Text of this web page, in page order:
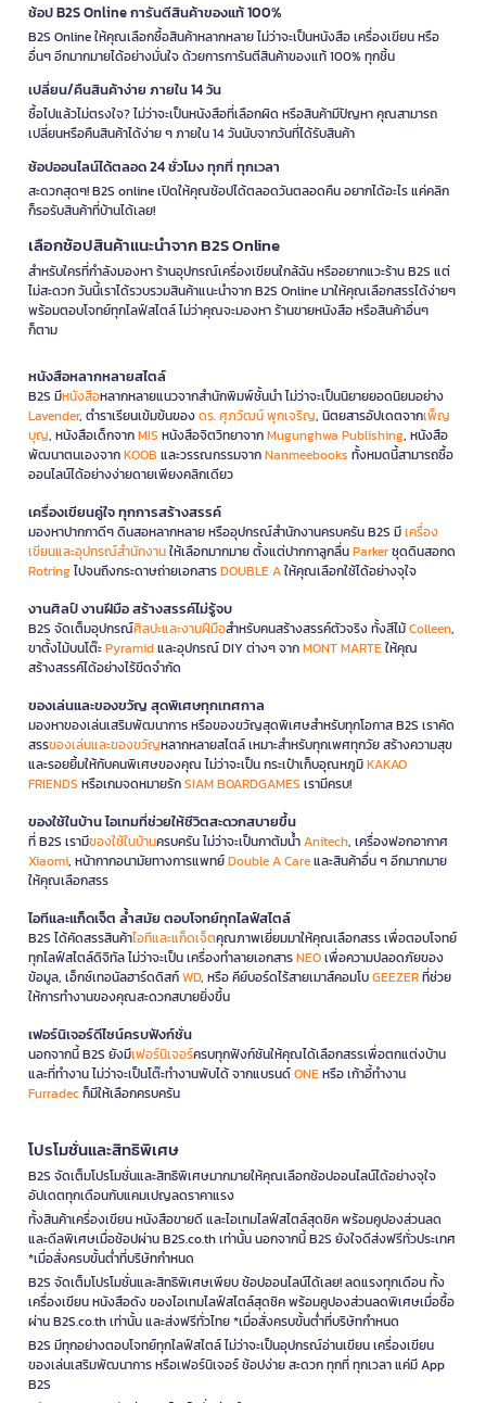
ช้อป B2S Online การันตีสินค้าของแท้ 100%
B2S Online ให้คุณเลือกซื้อสินค้าหลากหลาย ไม่ว่าจะเป็นหนังสือ เครื่องเขียน หรือ
อื่นๆ อีกมากมายได้อย่างมั่นใจ ด้วยการการันตีสินค้าของแท้ 100% ทุกชิ้น
เปลี่ยน/คืนสินค้าง่าย ภายใน 14 วัน
ซื้อไปแล้วไม่ตรงใจ? ไม่ว่าจะเป็นหนังสือที่เลือกผิด หรือสินค้ามีปัญหา คุณสามารถ
เปลี่ยนหรือคืนสินค้าได้ง่าย ๆ ภายใน 14 วันนับจากวันที่ได้รับสินค้า
ช้อปออนไลน์ได้ตลอด 24 ชั่วโมง ทุกที่ ทุกเวลา
สะดวกสุดๆ! B2S online เปิดให้คุณช้อปได้ตลอดวันตลอดคืน อยากได้อะไร แค่คลิก
ก็รอรับสินค้าที่บ้านได้เลย!
เลือกช้อปสินค้าแนะนำจาก B2S Online
สำหรับใครที่กำลังมองหา ร้านอุปกรณ์เครื่องเขียนใกล้ฉัน หรืออยากแวะร้าน B2S แต่
ไม่สะดวก วันนี้เราได้รวบรวมสินค้าแนะนำจาก B2S Online มาให้คุณเลือกสรรได้ง่ายๆ
พร้อมตอบโจทย์ทุกไลฟ์สไตล์ ไม่ว่าคุณจะมองหา ร้านขายหนังสือ หรือสินค้าอื่นๆ
ก็ตาม
หนังสือหลากหลายสไตล์
B2S มีหนังสือหลากหลายแนวจากสำนักพิมพ์ชั้นนำ ไม่ว่าจะเป็นนิยายยอดนิยมอย่าง
Lavender, ตำราเรียนเข้มข้นของดร. ศุภวัฒน์ พุกเจริญ, นิตยสารอัปเดตจากเพ็ญ
บุญ, หนังสือเด็กจากMIS หนังสือจิตวิทยาจากMugunghwa Publishing, หนังสือ
พัฒนาตนเองจากKOOB และวรรณกรรมจากNanmeebooks ทั้งหมดนี้สามารถซื้อ
ออนไลน์ได้อย่างง่ายดายเพียงคลิกเดียว
เครื่องเขียนคู่ใจ ทุกการสร้างสรรค์
มองหาปากกาดีๆ ดินสอหลากหลาย หรืออุปกรณ์สำนักงานครบครัน B2S มีเครื่อง
เขียนและอุปกรณ์สำนักงานให้เลือกมากมาย ตั้งแต่ปากกาลูกลื่นParkerชุดดินสอกด
Rotringไปจนถึงกระดาษถ่ายเอกสารDOUBLE Aให้คุณเลือกใช้ได้อย่างจุใจ
งานศิลป์ งานฝีมือ สร้างสรรค์ไม่รู้จบ
B2S จัดเต็มอุปกรณ์ศิลปะและงานฝีมือสำหรับคนสร้างสรรค์ตัวจริง ทั้งสีไม้Colleen,
ขาตั้งไม้บนโต๊ะPyramidและอุปกรณ์ DIY ต่างๆ จากMONT MARTEให้คุณ
สร้างสรรค์ได้อย่างไร้ขีดจำกัด
ของเล่นและของขวัญ สุดพิเศษทุกเทศกาล
มองหาของเล่นเสริมพัฒนาการ หรือของขวัญสุดพิเศษสำหรับทุกโอกาส B2S เราคัด
สรรของเล่นและของขวัญหลากหลายสไตล์ เหมาะสำหรับทุกเพศทุกวัย สร้างความสุข
และรอยยิ้มให้กับคนพิเศษของคุณ ไม่ว่าจะเป็น กระเป๋าเก็บอุณหภูมิKAKAO
FRIENDS หรือเกมจดหมายรักSIAM BOARDGAMES เรามีครบ!
ของใช้ในบ้าน ไอเทมที่ช่วยให้ชีวิตสะดวกสบายขึ้น
ที่ B2S เรามีของใช้ในบ้านครบครัน ไม่ว่าจะเป็นกาต้มน้ำAnitech, เครื่องฟอกอากาศ
Xiaomi, หน้ากากอนามัยทางการแพทย์Double A Careและสินค้าอื่น ๆ อีกมากมาย
ให้คุณเลือกสรร
ไอทีและแก็ดเจ็ต ล้ำสมัย ตอบโจทย์ทุกไลฟ์สไตล์
B2S ได้คัดสรรสินค้าไอทีและแก็ดเจ็ตคุณภาพเยี่ยมมาให้คุณเลือกสรร เพื่อตอบโจทย์
ทุกไลฟ์สไตล์ดิจิทัล ไม่ว่าจะเป็น เครื่องทำลายเอกสารNEOเพื่อความปลอดภัยของ
ข้อมูล, เอ็กซ์เทอนัลฮาร์ดดิสก์WD, หรือ คีย์บอร์ดไร้สายเมาส์คอมโบGEEZERที่ช่วย
ให้การทำงานของคุณสะดวกสบายยิ่งขึ้น
เฟอร์นิเจอร์ดีไซน์ครบฟังก์ชั่น
นอกจากนี้ B2S ยังมีเฟอร์นิเจอร์ครบทุกฟังก์ชันให้คุณได้เลือกสรรเพื่อตกแต่งบ้าน
และที่ทำงาน ไม่ว่าจะเป็นโต๊ะทำงานพับได้ จากแบรนด์ONEหรือ เก้าอี้ทำงาน
Furradecก็มีให้เลือกครบครัน
โปรโมชั่นและสิทธิพิเศษ
B2S จัดเต็มโปรโมชั่นและสิทธิพิเศษมากมายให้คุณเลือกช้อปออนไลน์ได้อย่างจุใจ
อัปเดตทุกเดือนกับแคมเปญลดราคาแรง
ทั้งสินค้าเครื่องเขียน หนังสือขายดี และไอเทมไลฟ์สไตล์สุดชิค พร้อมคูปองส่วนลด
และดีลพิเศษเมื่อช้อปผ่าน B2S.co.th เท่านั้น นอกจากนี้ B2S ยังใจดีส่งฟรีทั่วประเทศ
*เมื่อสั่งครบขั้นต่ำที่บริษัทกำหนด
B2S จัดเต็มโปรโมชั่นและสิทธิพิเศษเพียบ ช้อปออนไลน์ได้เลย! ลดแรงทุกเดือน ทั้ง
เครื่องเขียน หนังสือดัง ของไอเทมไลฟ์สไตล์สุดชิค พร้อมคูปองส่วนลดพิเศษเมื่อซื้อ
ผ่าน B2S.co.th เท่านั้น และส่งฟรีทั่วไทย *เมื่อสั่งครบขั้นต่ำที่บริษัทกำหนด
B2S มีทุกอย่างตอบโจทย์ทุกไลฟ์สไตล์ ไม่ว่าจะเป็นอุปกรณ์อ่านเขียน เครื่องเขียน
ของเล่นเสริมพัฒนาการ หรือเฟอร์นิเจอร์ ช้อปง่าย สะดวก ทุกที่ ทุกเวลา แค่มี App
B2S